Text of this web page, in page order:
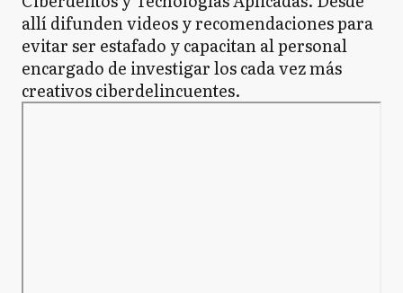
allí difunden videos y recomendaciones para
evitar ser estafado y capacitan al personal
encargado de investigar los cada vez más
creativos ciberdelincuentes.